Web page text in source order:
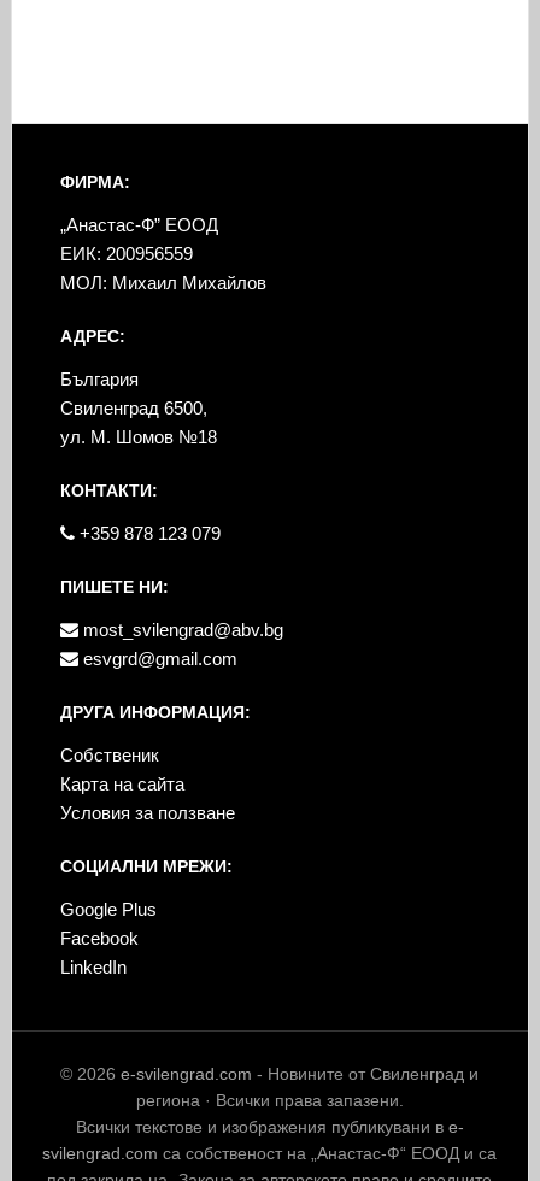
ФИРМА:
„Анастас-Ф” ЕООД
ЕИК: 200956559
МОЛ: Михаил Михайлов
АДРЕС:
България
Свиленград 6500,
ул. М. Шомов №18
КОНТАКТИ:
+359 878 123 079
ПИШЕТЕ НИ:
most_svilengrad@abv.bg
esvgrd@gmail.com
ДРУГА ИНФОРМАЦИЯ:
Собственик
Карта на сайта
Условия за ползване
СОЦИАЛНИ МРЕЖИ:
Google Plus
Facebook
LinkedIn
© 2026e-svilengrad.com - Новините от Свиленград и
региона · Всички права запазени.
Всички текстове и изображения публикувани в e-
svilengrad.com са собственост на „Анастас-Ф“ ЕООД и са